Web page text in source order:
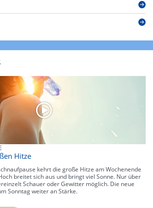
Hitze
kehrt die große Hitze am Wochenende
breitet sich aus und bringt viel Sonne. Nur über
Schauer oder Gewitter möglich. Die neue
Sonntag weiter an Stärke.